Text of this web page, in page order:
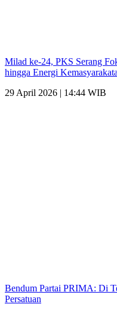
Milad ke-24, PKS Serang
hingga Energi
29 April 2026 | 14:44 WIB
Bendum Partai PRIMA: Di
Persatuan